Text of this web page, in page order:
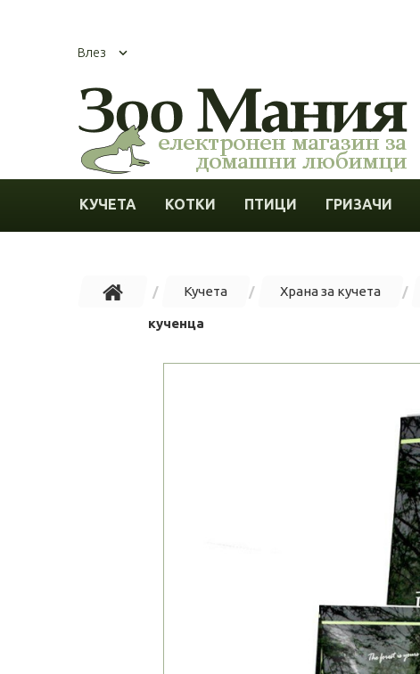
Влез
КУЧЕТА КОТКИ ПТИЦИ ГРИЗАЧИ
Кучета Храна за кучета
кученца